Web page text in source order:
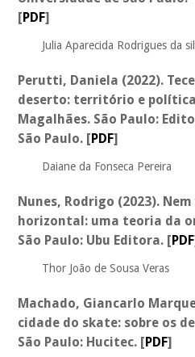
[ PDF]
Julia Aparecida Rodrigues da
Perutti, Daniela (2022).
deserto: território e
Magalhães. São Paulo:
São Paulo. [ PDF]
Daiane da Fonseca Pereira
Nunes, Rodrigo (2023).
horizontal: uma teoria da
São Paulo: Ubu Editora. [ PDF]
Thor João de Sousa Veras
Machado, Giancarlo
cidade do skate: sobre os
São Paulo: Hucitec. [ PDF]